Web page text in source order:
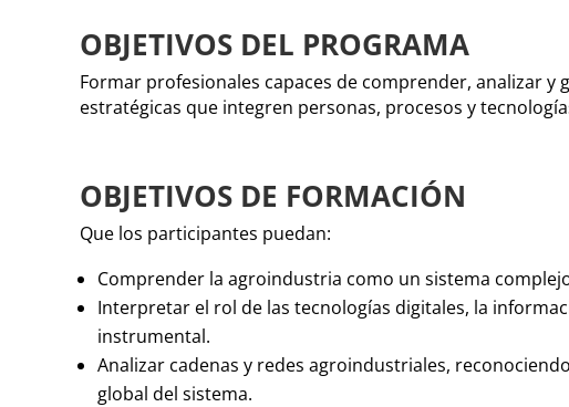
OBJETIVOS DEL PROGRAMA
Formar profesionales capaces de comprender, analizar
estratégicas que integren personas, procesos y
OBJETIVOS DE FORMACIÓN
Que los participantes puedan:
Comprender la agroindustria como un sistema
Interpretar el rol de las tecnologías digitales, la
instrumental.
Analizar cadenas y redes agroindustriales,
global del sistema.